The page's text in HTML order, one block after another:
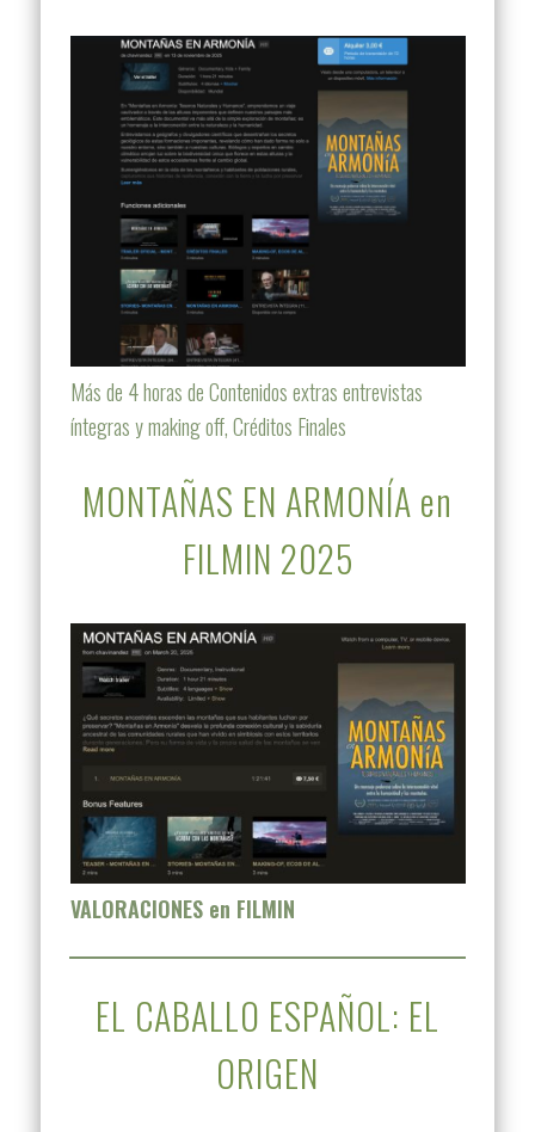
Más de 4 horas de Contenidos extras entrevistas
íntegras y making off, Créditos Finales
MONTAÑAS EN ARMONÍA en
FILMIN 2025
VALORACIONES en FILMIN
EL CABALLO ESPAÑOL: EL
ORIGEN